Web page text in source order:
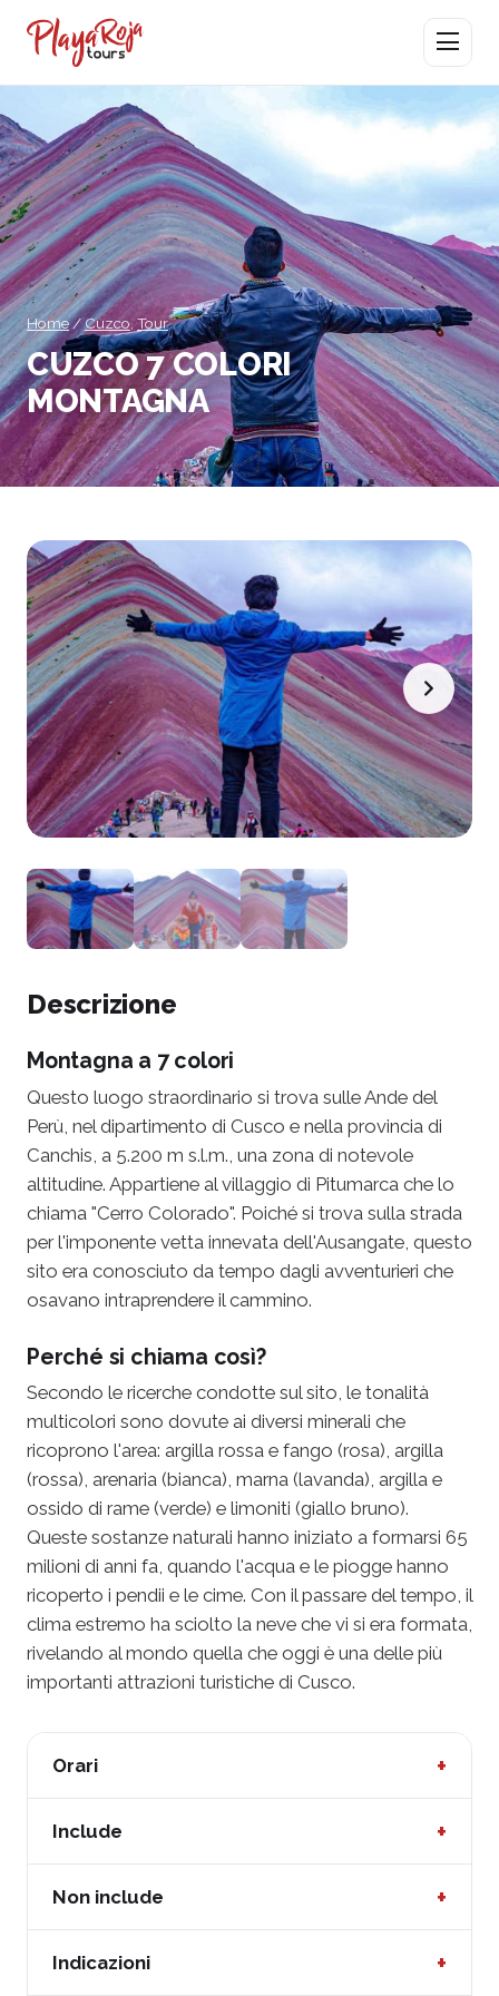
Apri menu
Home/Cuzco,Tour
CUZCO 7 COLORI
MONTAGNA
Descrizione
Montagna a 7 colori
Questo luogo straordinario si trova sulle Ande del
Perù, nel dipartimento di Cusco e nella provincia di
Canchis, a 5.200 m s.l.m., una zona di notevole
altitudine. Appartiene al villaggio di Pitumarca che lo
chiama "Cerro Colorado". Poiché si trova sulla strada
per l'imponente vetta innevata dell'Ausangate, questo
sito era conosciuto da tempo dagli avventurieri che
osavano intraprendere il cammino.
Perché si chiama così?
Secondo le ricerche condotte sul sito, le tonalità
multicolori sono dovute ai diversi minerali che
ricoprono l'area: argilla rossa e fango (rosa), argilla
(rossa), arenaria (bianca), marna (lavanda), argilla e
ossido di rame (verde) e limoniti (giallo bruno).
Queste sostanze naturali hanno iniziato a formarsi 65
milioni di anni fa, quando l'acqua e le piogge hanno
ricoperto i pendii e le cime. Con il passare del tempo, il
clima estremo ha sciolto la neve che vi si era formata,
rivelando al mondo quella che oggi è una delle più
importanti attrazioni turistiche di Cusco.
Orari +
Inizio:04:30
Include +
1 colazione
Non include +
Indicazioni +